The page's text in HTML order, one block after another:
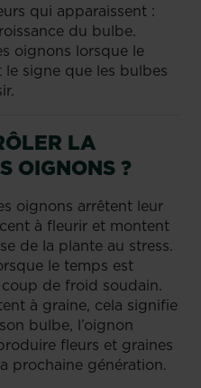
qui apparaissent :
du bulbe.
oignons lorsque le
le signe que les bulbes
LA
OIGNONS ?
oignons arrêtent leur
à fleurir et montent
de la plante au stress.
le temps est
de froid soudain.
à graine, cela signifie
bulbe, l’oignon
fleurs et graines
prochaine génération.